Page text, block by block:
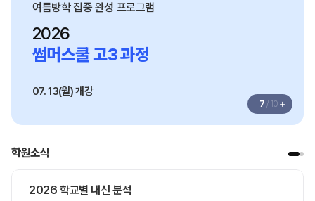
여름방학 집중 완성 프로그램
2026
썸머스쿨 고3 과정
07. 13(월) 개강
7 / 10 +
학원소식
2026 학교별 내신 분석